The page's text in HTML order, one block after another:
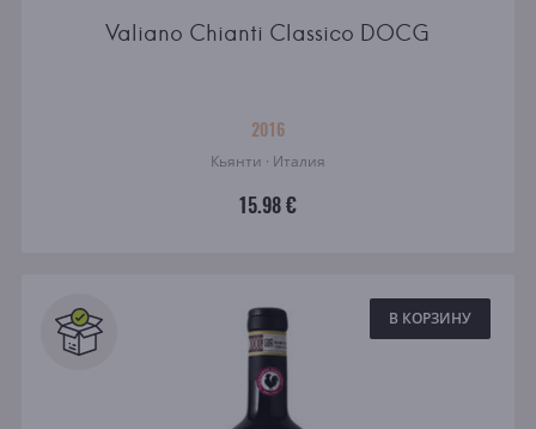
Valiano Chianti Classico DOCG
2016
Кьянти · Италия
15.98 €
В КОРЗИНУ